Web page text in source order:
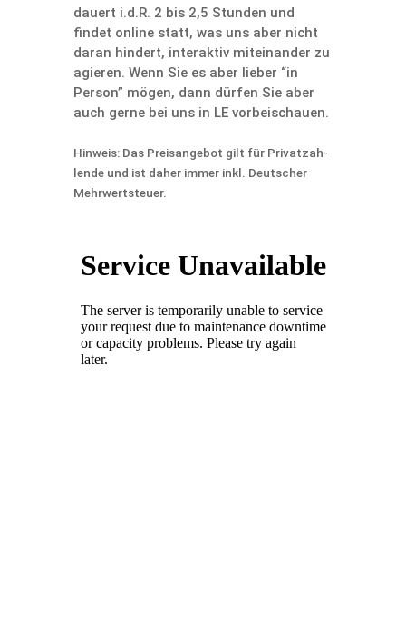
dauert i.d.R. 2 bis 2,5 Stunden und
findet online statt, was uns aber nicht
daran hindert, inter­aktiv mitein­ander zu
agieren. Wenn Sie es aber lieber “in
Person” mögen, dann dürfen Sie aber
auch gerne bei uns in LE vorbeischauen.
Hinweis: Das Preis­an­gebot gilt für Privat­zah­
lende und ist daher immer inkl. Deutscher
Mehrwertsteuer.